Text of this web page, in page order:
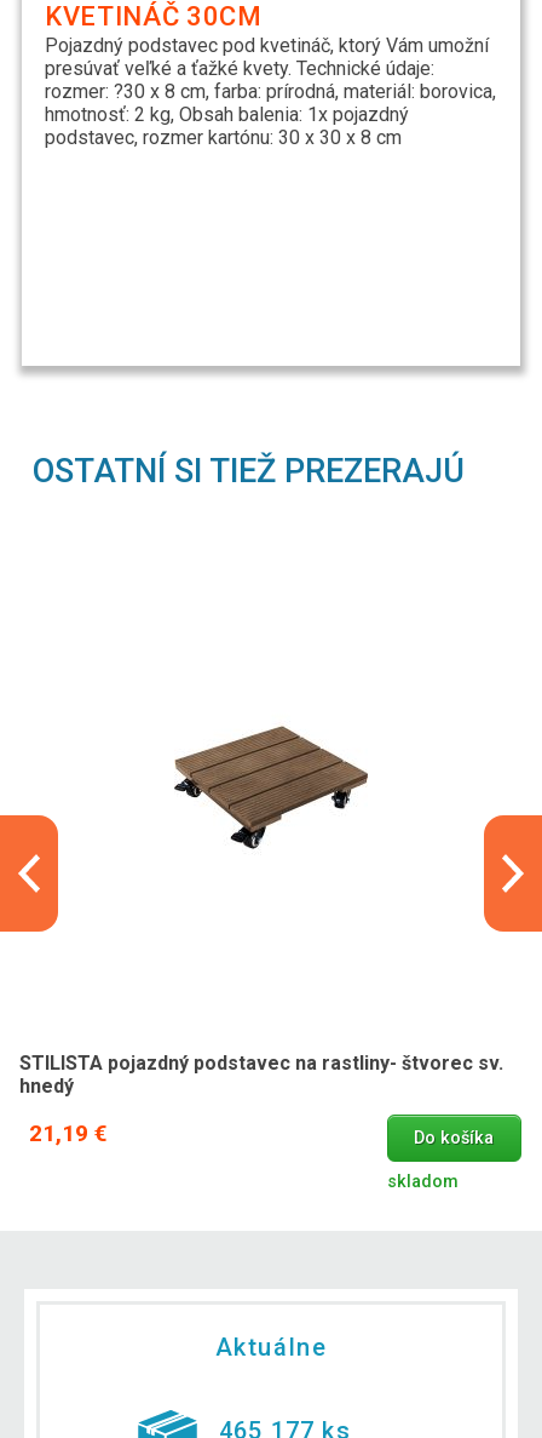
KVETINÁČ 30CM
Pojazdný podstavec pod kvetináč, ktorý Vám umožní
presúvať veľké a ťažké kvety. Technické údaje:
rozmer: ?30 x 8 cm, farba: prírodná, materiál: borovica,
hmotnosť: 2 kg, Obsah balenia: 1x pojazdný
podstavec, rozmer kartónu: 30 x 30 x 8 cm
OSTATNÍ SI TIEŽ PREZERAJÚ
STILISTA pojazdný podstavec na rastliny- štvorec sv.
hnedý
21,19 € Do košíka
skladom
Aktuálne
465 177 ks